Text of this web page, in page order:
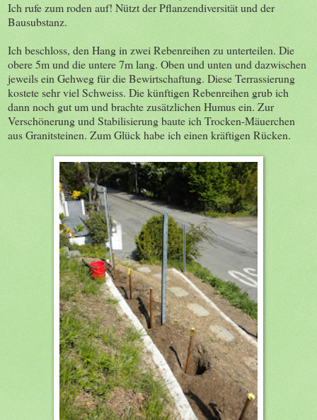
Ich rufe zum roden auf! Nützt der Pflanzendiversität und der
Bausubstanz.
Ich beschloss, den Hang in zwei Rebenreihen zu unterteilen. Die
obere 5m und die untere 7m lang. Oben und unten und dazwischen
jeweils ein Gehweg für die Bewirtschaftung. Diese Terrassierung
kostete sehr viel Schweiss. Die künftigen Rebenreihen grub ich
dann noch gut um und brachte zusätzlichen Humus ein. Zur
Verschönerung und Stabilisierung baute ich Trocken-Mäuerchen
aus Granitsteinen. Zum Glück habe ich einen kräftigen Rücken.